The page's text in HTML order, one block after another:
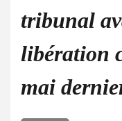
tribunal
libération
mai